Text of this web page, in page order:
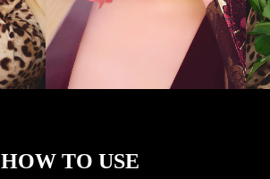
HOW TO USE